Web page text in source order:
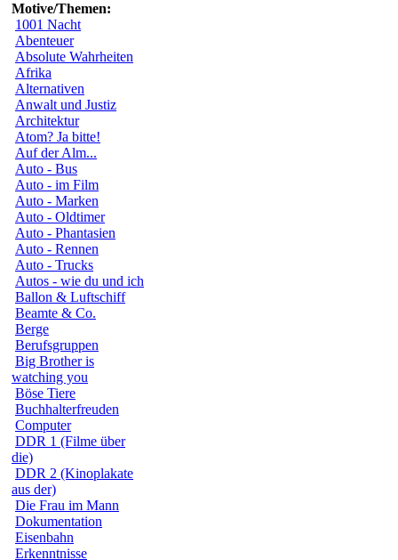
Motive/Themen:
1001 Nacht
Abenteuer
Absolute Wahrheiten
Afrika
Alternativen
Anwalt und Justiz
Architektur
Atom? Ja bitte!
Auf der Alm...
Auto - Bus
Auto - im Film
Auto - Marken
Auto - Oldtimer
Auto - Phantasien
Auto - Rennen
Auto - Trucks
Autos - wie du und ich
Ballon & Luftschiff
Beamte & Co.
Berge
Berufsgruppen
Big Brother is
watching you
Böse Tiere
Buchhalterfreuden
Computer
DDR 1 (Filme über
die)
DDR 2 (Kinoplakate
aus der)
Die Frau im Mann
Dokumentation
Eisenbahn
Erkenntnisse